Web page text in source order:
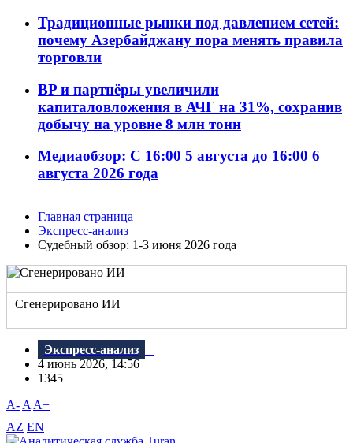
Традиционные рынки под давлением сетей:
почему Азербайджану пора менять правила
торговли
BP и партнёры увеличили
капиталовложения в АЧГ на 31%, сохранив
добычу на уровне 8 млн тонн
Медиаобзор: С 16:00 5 августа до 16:00 6
августа 2026 года
Главная страница
Экспресс-анализ
Судебный обзор: 1-3 июня 2026 года
Сгенерировано ИИ
Экспресс-анализ
4 июнь 2026, 14:56
1345
A- A A+
AZ EN